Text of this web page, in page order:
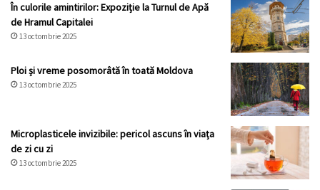
În culorile amintirilor: Expoziție la Turnul de Apă
de Hramul Capitalei
13 octombrie 2025
Ploi și vreme posomorâtă în toată Moldova
13 octombrie 2025
Microplasticele invizibile: pericol ascuns în viața
de zi cu zi
13 octombrie 2025